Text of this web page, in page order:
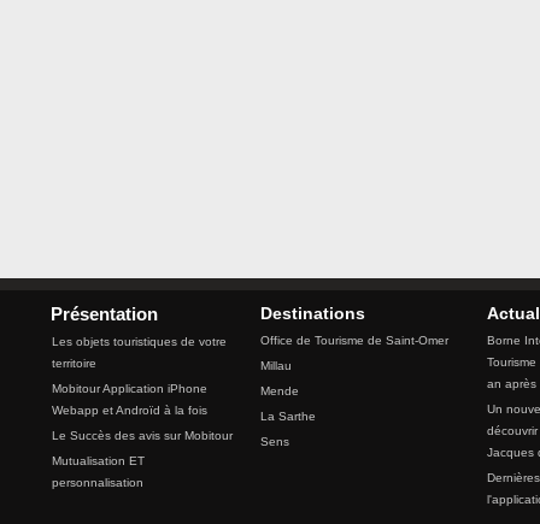
Présentation
Les objets touristiques de votre
territoire
Mobitour Application iPhone
Webapp et Androïd à la fois
Le Succès des avis sur Mobitour
Mutualisation ET
personnalisation
Destinations
Office de Tourisme de Saint-Omer
Millau
Mende
La Sarthe
Sens
Borne
an après
Un
Jacques